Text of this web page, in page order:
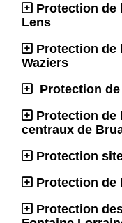
Protection de
Lens
Protection de
Waziers
Protection
Protection de
centraux de
Protection
Protection de
Protection